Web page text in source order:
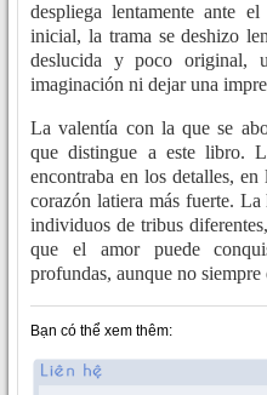
despliega lentamente ante
inicial, la trama se deshizo
deslucida y poco original,
imaginación ni dejar una
La valentía con la que se
que distingue a este libro.
encontraba en los detalles,
corazón latiera más fuerte.
individuos de tribus
que el amor puede
profundas, aunque no siempre
Bạn có thể xem thêm: